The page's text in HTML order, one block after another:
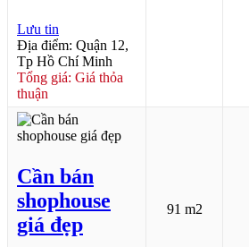
Lưu tin
Địa điểm: Quận 12,
Tp Hồ Chí Minh
Tổng giá: Giá thỏa
thuận
Cần bán
shophouse
giá đẹp
91 m2